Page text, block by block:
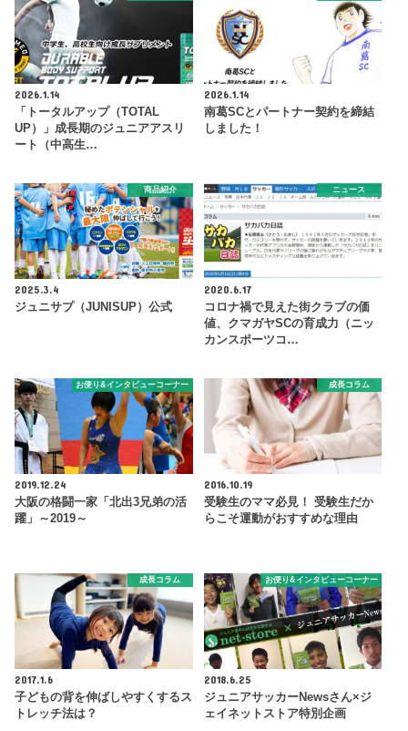
2026.1.14
「トータルアップ（TOTAL
UP）」成長期のジュニアアスリ
ート（中高生…
2026.1.14
南葛SCとパートナー契約を締結
しました！
商品紹介
2025.3.4
ジュニサプ（JUNISUP）公式
ニュース
2020.6.17
コロナ禍で見えた街クラブの価
値、クマガヤSCの育成力（ニッ
カンスポーツコ…
お便り&インタビューコーナー
2019.12.24
大阪の格闘一家「北出3兄弟の活
躍」～2019～
成長コラム
2016.10.19
受験生のママ必見！ 受験生だか
らこそ運動がおすすめな理由
成長コラム
2017.1.6
子どもの背を伸ばしやすくするス
トレッチ法は？
お便り&インタビューコーナー
2018.6.25
ジュニアサッカーNewsさん×ジ
ェイネットストア特別企画